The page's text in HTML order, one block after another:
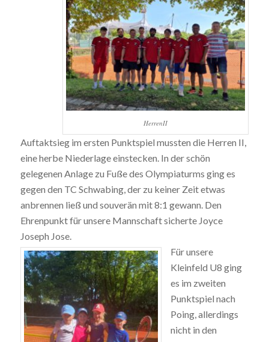
HerrenII
Auftaktsieg im ersten Punktspiel mussten die Herren II,
eine herbe Niederlage einstecken. In der schön
gelegenen Anlage zu Fuße des Olympiaturms ging es
gegen den TC Schwabing, der zu keiner Zeit etwas
anbrennen ließ und souverän mit 8:1 gewann. Den
Ehrenpunkt für unsere Mannschaft sicherte Joyce
Joseph Jose.
Für unsere
Kleinfeld U8 ging
es im zweiten
Punktspiel nach
Poing, allerdings
nicht in den